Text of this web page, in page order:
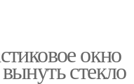
окно
стекло